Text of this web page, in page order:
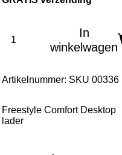
In
winkelwagen
Artikelnummer: SKU 00336
Freestyle Comfort Desktop
lader